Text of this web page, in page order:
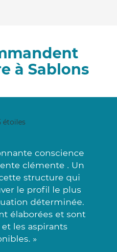
à Sablons
conscience
clémente . Un
structure qui
le profil le plus
déterminée.
élaborées et sont
les aspirants
»